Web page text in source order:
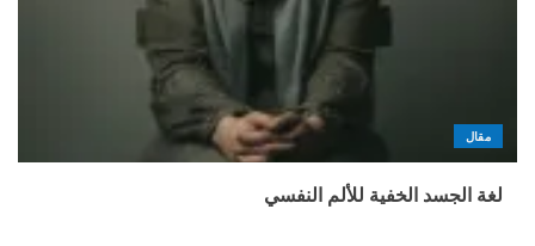
مقال
لغة الجسد الخفية للألم النفسي